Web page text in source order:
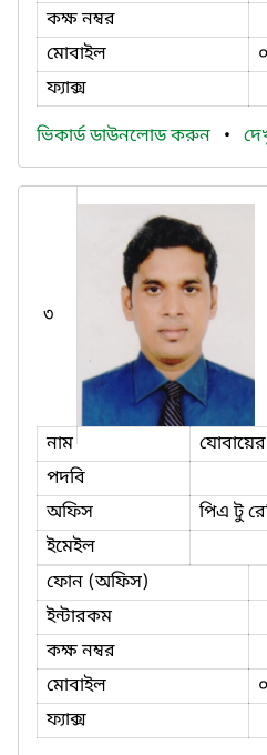
কক্ষ নম্বর
মোবাইল
ফ্যাক্স
ভিকার্ড ডাউনলোড করুন •
৩
নাম
পদবি
অফিস
পিএ টু
ইমেইল
ফোন (অফিস)
ইন্টারকম
কক্ষ নম্বর
মোবাইল
ফ্যাক্স